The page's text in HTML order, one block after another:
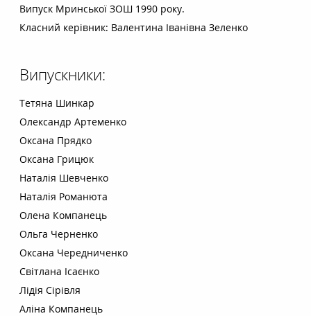
Випуск Мринської ЗОШ 1990 року.
Класний керівник: Валентина Іванівна Зеленко
Випускники:
Тетяна Шинкар
Олександр Артеменко
Оксана Прядко
Оксана Грицюк
Наталія Шевченко
Наталія Романюта
Олена Компанець
Ольга Черненко
Оксана Чередниченко
Світлана Ісаєнко
Лідія Сірівля
Аліна Компанець